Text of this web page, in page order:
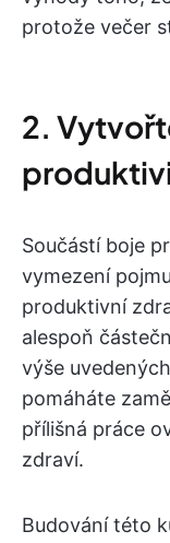
protože večer
2.
Součástí boje
vymezení
produktivní
alespoň
výše
pomáháte
přílišná práce
zdraví.
Budování této